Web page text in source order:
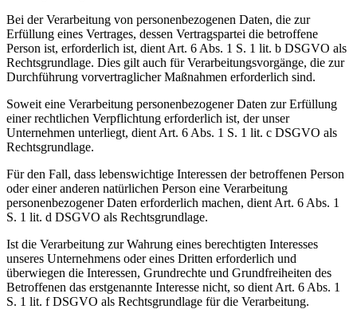
Bei der Verarbeitung von personenbezogenen Daten, die zur
Erfüllung eines Vertrages, dessen Vertragspartei die betroffene
Person ist, erforderlich ist, dient Art. 6 Abs. 1 S. 1 lit. b DSGVO als
Rechtsgrundlage. Dies gilt auch für Verarbeitungsvorgänge, die zur
Durchführung vorvertraglicher Maßnahmen erforderlich sind.
Soweit eine Verarbeitung personenbezogener Daten zur Erfüllung
einer rechtlichen Verpflichtung erforderlich ist, der unser
Unternehmen unterliegt, dient Art. 6 Abs. 1 S. 1 lit. c DSGVO als
Rechtsgrundlage.
Für den Fall, dass lebenswichtige Interessen der betroffenen Person
oder einer anderen natürlichen Person eine Verarbeitung
personenbezogener Daten erforderlich machen, dient Art. 6 Abs. 1
S. 1 lit. d DSGVO als Rechtsgrundlage.
Ist die Verarbeitung zur Wahrung eines berechtigten Interesses
unseres Unternehmens oder eines Dritten erforderlich und
überwiegen die Interessen, Grundrechte und Grundfreiheiten des
Betroffenen das erstgenannte Interesse nicht, so dient Art. 6 Abs. 1
S. 1 lit. f DSGVO als Rechtsgrundlage für die Verarbeitung.